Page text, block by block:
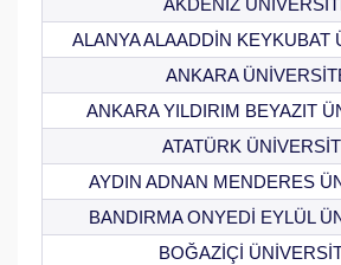
AKDENİZ
ALANYA ALAADDİN KEYKUBAT
ANKARA
ANKARA YILDIRIM BEYAZIT
ATATÜRK
AYDIN ADNAN MENDERES
BANDIRMA ONYEDİ EYLÜL
BOĞAZİÇİ